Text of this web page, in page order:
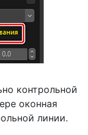
контрольной
оконная
линии.